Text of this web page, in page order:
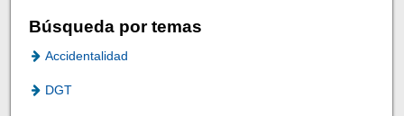
Búsqueda por temas
Accidentalidad
DGT